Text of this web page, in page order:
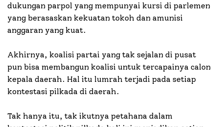
dukungan parpol yang mempunyai kursi di parlemen
yang berasaskan kekuatan tokoh dan amunisi
anggaran yang kuat.
Akhirnya, koalisi partai yang tak sejalan di pusat
pun bisa membangun koalisi untuk tercapainya calon
kepala daerah. Hal itu lumrah terjadi pada setiap
kontestasi pilkada di daerah.
Tak hanya itu, tak ikutnya petahana dalam